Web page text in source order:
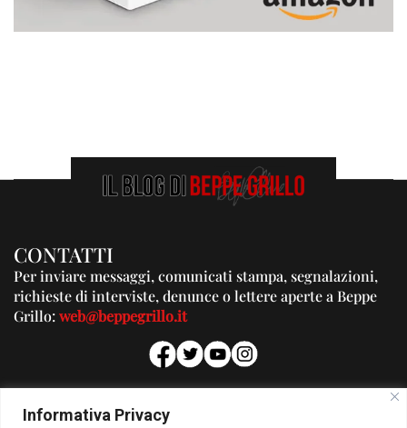
Informativa Privacy
CONTATTI
Per inviare messaggi, comunicati stampa, segnalazioni,
richieste di interviste, denunce o lettere aperte a Beppe
Grillo:web@beppegrillo.it
PUBBLICITA'